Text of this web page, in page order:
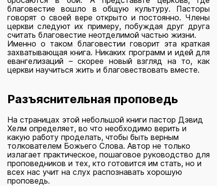
благовестие вошло в общую культуру. Пасторы
говорят о своей вере открыто и постоянно. Члены
церкви следуют их примеру, побуждая друг друга
считать благовестие неотделимой частью жизни.
Именно о таком благовестии говорит эта краткая
захватывающая книга. Никаких программ и идей для
евангелизаций – скорее новый взгляд на то, как
церкви научиться жить и благовествовать вместе.
Разъяснительная проповедь
На страницах этой небольшой книги пастор Дэвид
Хелм определяет, во что необходимо верить и
какую работу проделать, чтобы быть верным
толкователем Божьего Слова. Автор не только
излагает практическое, пошаговое руководство для
проповедников и тех, кто готовится им стать, но и
всех нас учит на слух распознавать хорошую
проповедь.